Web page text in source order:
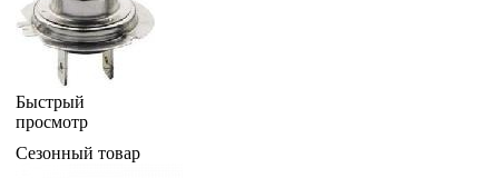
Быстрый
просмотр
Сезонный товар